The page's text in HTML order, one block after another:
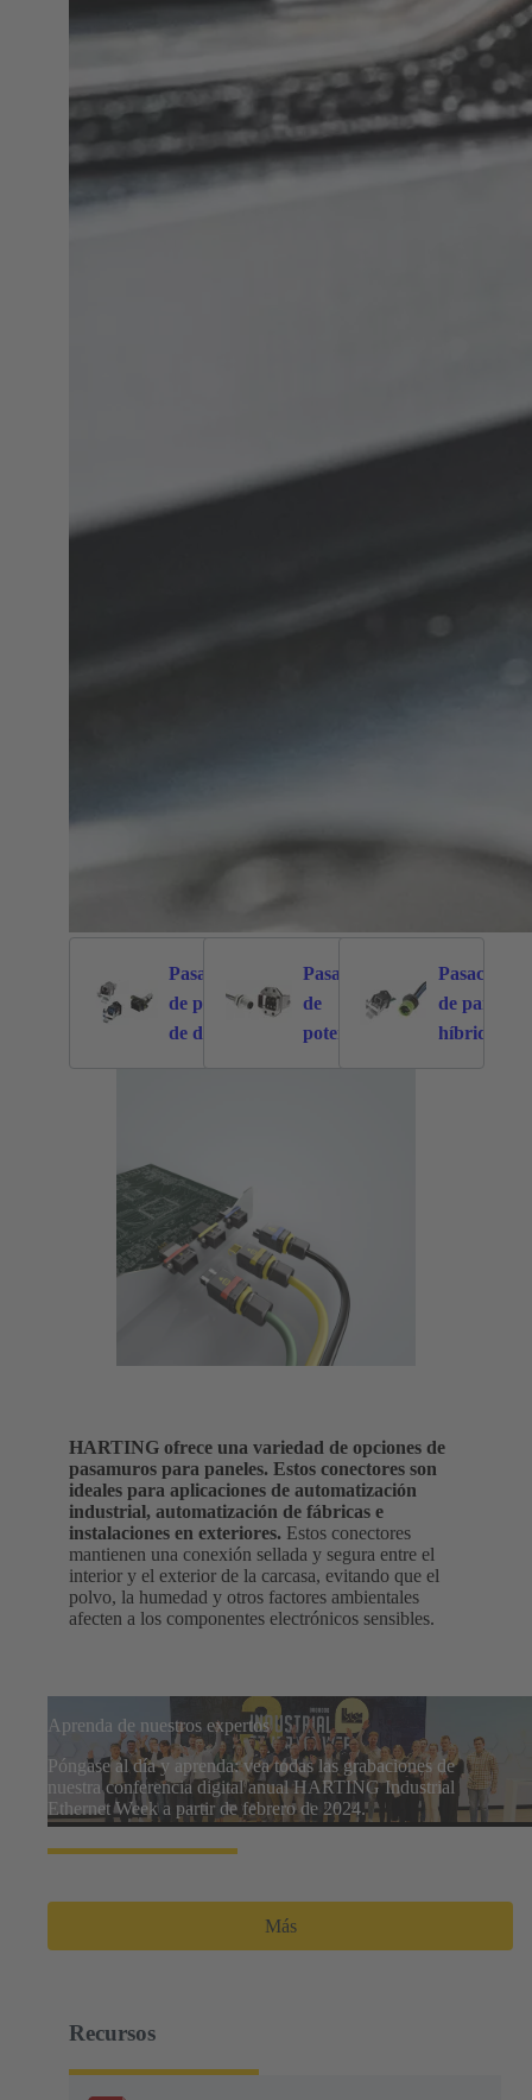
Pasamuros
de panel
de datos
211
Pasacables
de
potencia y
330
Pasacables
de panel
híbrido
HARTING ofrece una variedad de opciones de
pasamuros para paneles. Estos conectores son
ideales para aplicaciones de automatización
industrial, automatización de fábricas e
instalaciones en exteriores. Estos conectores
mantienen una conexión sellada y segura entre el
interior y el exterior de la carcasa, evitando que el
polvo, la humedad y otros factores ambientales
afecten a los componentes electrónicos sensibles.
Aprenda de nuestros expertos
Póngase al día y aprenda: vea todas las grabaciones de
nuestra conferencia digital anual HARTING Industrial
Ethernet Week a partir de febrero de 2024.
Más
Recursos